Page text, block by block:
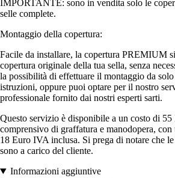
IMPORTANTE: sono in vendita solo le
selle complete.
Montaggio della copertura:
Facile da installare, la copertura PREMIUM
copertura originale della tua sella, senza
la possibilità di effettuare il montaggio da
istruzioni, oppure puoi optare per il nostro
professionale fornito dai nostri esperti sarti.
Questo servizio è disponibile a un costo di
comprensivo di graffatura e manodopera,
18 Euro IVA inclusa. Si prega di notare che
sono a carico del cliente.
Informazioni aggiuntive